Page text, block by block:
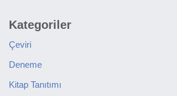
Kategoriler
Çeviri
Deneme
Kitap Tanıtımı